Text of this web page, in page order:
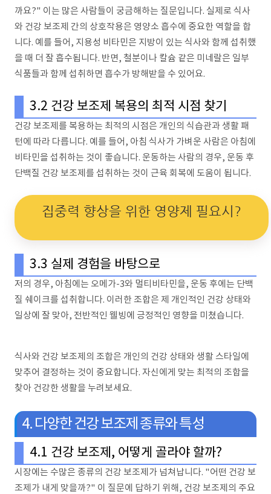
까요?" 이는 많은 사람들이 궁금해하는 질문입니다. 실제로 식사
와 건강 보조제 간의 상호작용은 영양소 흡수에 중요한 역할을 합
니다. 예를 들어, 지용성 비타민은 지방이 있는 식사와 함께 섭취했
을 때 더 잘 흡수됩니다. 반면, 철분이나 칼슘 같은 미네랄은 일부
식품들과 함께 섭취하면 흡수가 방해받을 수 있어요.
3.2 건강 보조제 복용의 최적 시점 찾기
건강 보조제를 복용하는 최적의 시점은 개인의 식습관과 생활 패
턴에 따라 다릅니다. 예를 들어, 아침 식사가 가벼운 사람은 아침에
비타민을 섭취하는 것이 좋습니다. 운동하는 사람의 경우, 운동 후
단백질 건강 보조제를 섭취하는 것이 근육 회복에 도움이 됩니다.
집중력 향상을 위한 영양제 필요시?
3.3 실제 경험을 바탕으로
저의 경우, 아침에는 오메가-3와 멀티비타민을, 운동 후에는 단백
질 쉐이크를 섭취합니다. 이러한 조합은 제 개인적인 건강 상태와
일상에 잘 맞아, 전반적인 웰빙에 긍정적인 영향을 미쳤습니다.
식사와 건강 보조제의 조합은 개인의 건강 상태와 생활 스타일에
맞추어 결정하는 것이 중요합니다. 자신에게 맞는 최적의 조합을
찾아 건강한 생활을 누려보세요.
4. 다양한 건강 보조제 종류와 특성
4.1 건강 보조제, 어떻게 골라야 할까?
시장에는 수많은 종류의 건강 보조제가 넘쳐납니다. "어떤 건강 보
조제가 내게 맞을까?" 이 질문에 답하기 위해, 건강 보조제의 주요